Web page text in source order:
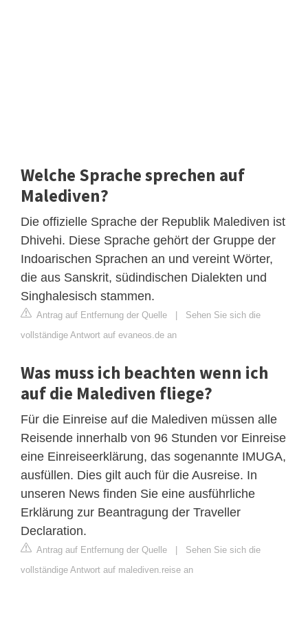
Welche Sprache sprechen auf
Malediven?
Die offizielle Sprache der Republik Malediven ist
Dhivehi. Diese Sprache gehört der Gruppe der
Indoarischen Sprachen an und vereint Wörter,
die aus Sanskrit, südindischen Dialekten und
Singhalesisch stammen.
Antrag auf Entfernung der Quelle
Sehen Sie sich die
vollständige Antwort auf evaneos.de an
Was muss ich beachten wenn ich
auf die Malediven fliege?
Für die Einreise auf die Malediven müssen alle
Reisende innerhalb von 96 Stunden vor Einreise
eine Einreiseerklärung, das sogenannte IMUGA,
ausfüllen. Dies gilt auch für die Ausreise. In
unseren News finden Sie eine ausführliche
Erklärung zur Beantragung der Traveller
Declaration.
Antrag auf Entfernung der Quelle
Sehen Sie sich die
vollständige Antwort auf malediven.reise an